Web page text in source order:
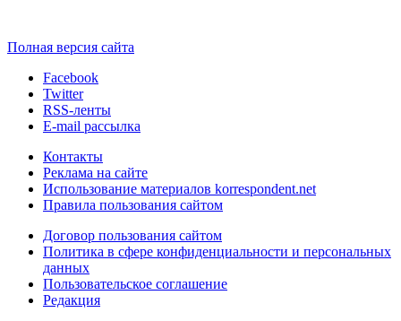
Полная версия сайта
Facebook
Twitter
RSS-ленты
E-mail рассылка
Контакты
Реклама на сайте
Использование материалов korrespondent.net
Правила пользования сайтом
Договор пользования сайтом
Политика в сфере конфиденциальности и персональных
данных
Пользовательское соглашение
Редакция